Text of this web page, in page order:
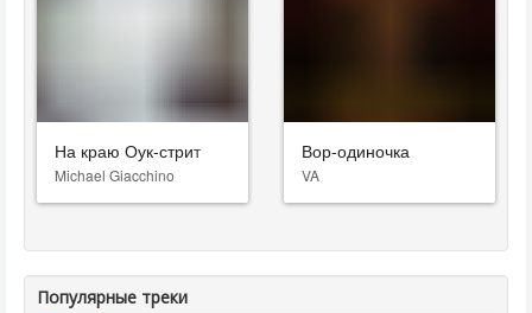
На краю Оук-стрит
Michael Giacchino
Вор-одиночка
VA
Популярные треки